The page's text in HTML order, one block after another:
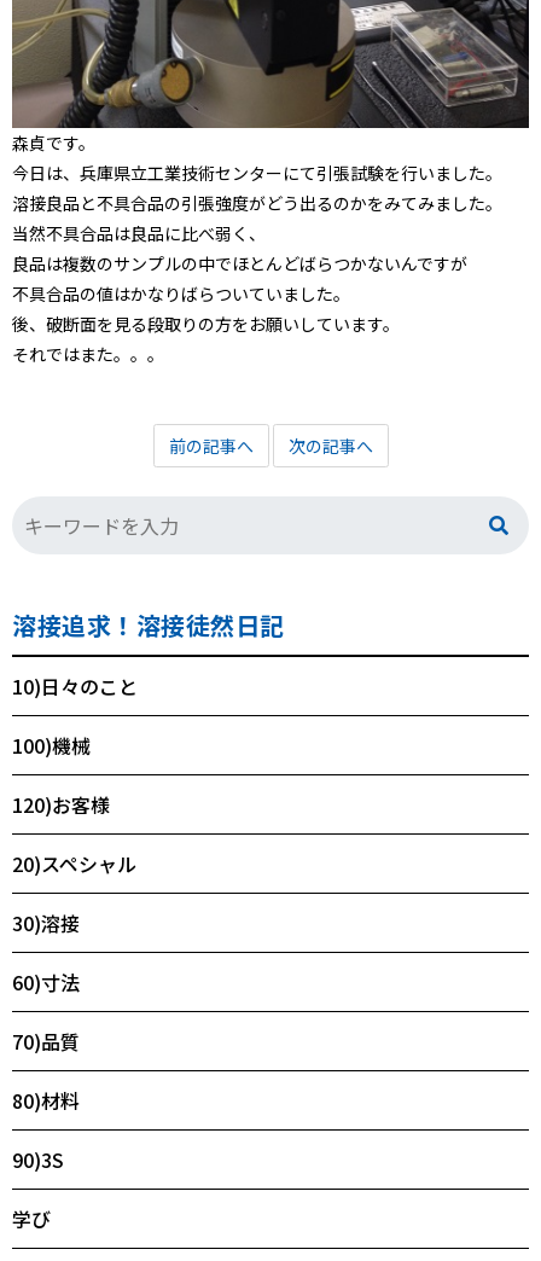
森貞です。
今日は、兵庫県立工業技術センターにて引張試験を行いました。
溶接良品と不具合品の引張強度がどう出るのかをみてみました。
当然不具合品は良品に比べ弱く、
良品は複数のサンプルの中でほとんどばらつかないんですが
不具合品の値はかなりばらついていました。
後、破断面を見る段取りの方をお願いしています。
それではまた。。。
前の記事へ 次の記事へ
溶接追求！溶接徒然日記
10)日々のこと
100)機械
120)お客様
20)スペシャル
30)溶接
60)寸法
70)品質
80)材料
90)3S
学び